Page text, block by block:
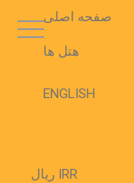
صفحه اصلی
هتل ها
ENGLISH
IRR ریال